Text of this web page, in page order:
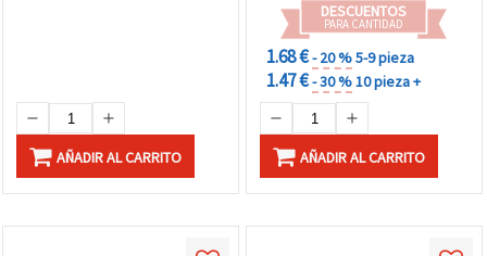
AÑADIR AL CARRITO
DESCUENTOS
PARA CANTIDAD
1.68 €- 20 %5-9 pieza
1.47 €- 30 %10 pieza +
AÑADIR AL CARRITO